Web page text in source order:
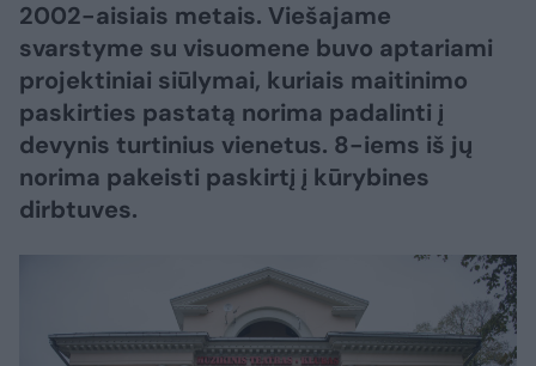
2002-aisiais metais. Viešajame
svarstyme su visuomene buvo aptariami
projektiniai siūlymai, kuriais maitinimo
paskirties pastatą norima padalinti į
devynis turtinius vienetus. 8-iems iš jų
norima pakeisti paskirtį į kūrybines
dirbtuves.